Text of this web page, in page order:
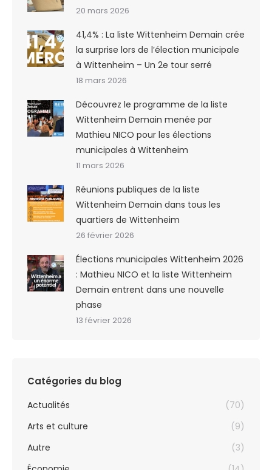
20 mars 2026
41,4% : La liste Wittenheim Demain crée
la surprise lors de l’élection municipale
à Wittenheim – Un 2e tour serré
18 mars 2026
Découvrez le programme de la liste
Wittenheim Demain menée par
Mathieu NICO pour les élections
municipales à Wittenheim
11 mars 2026
Réunions publiques de la liste
Wittenheim Demain dans tous les
quartiers de Wittenheim
26 février 2026
Élections municipales Wittenheim 2026
: Mathieu NICO et la liste Wittenheim
Demain entrent dans une nouvelle
phase
13 février 2026
Catégories du blog
Actualités
(70)
Arts et culture
(9)
Autre
(3)